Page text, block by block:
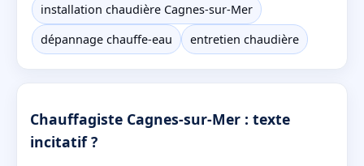
installation chaudière Cagnes-sur-Mer
dépannage chauffe-eau
entretien chaudière
Chauffagiste Cagnes-sur-Mer : texte
incitatif ?